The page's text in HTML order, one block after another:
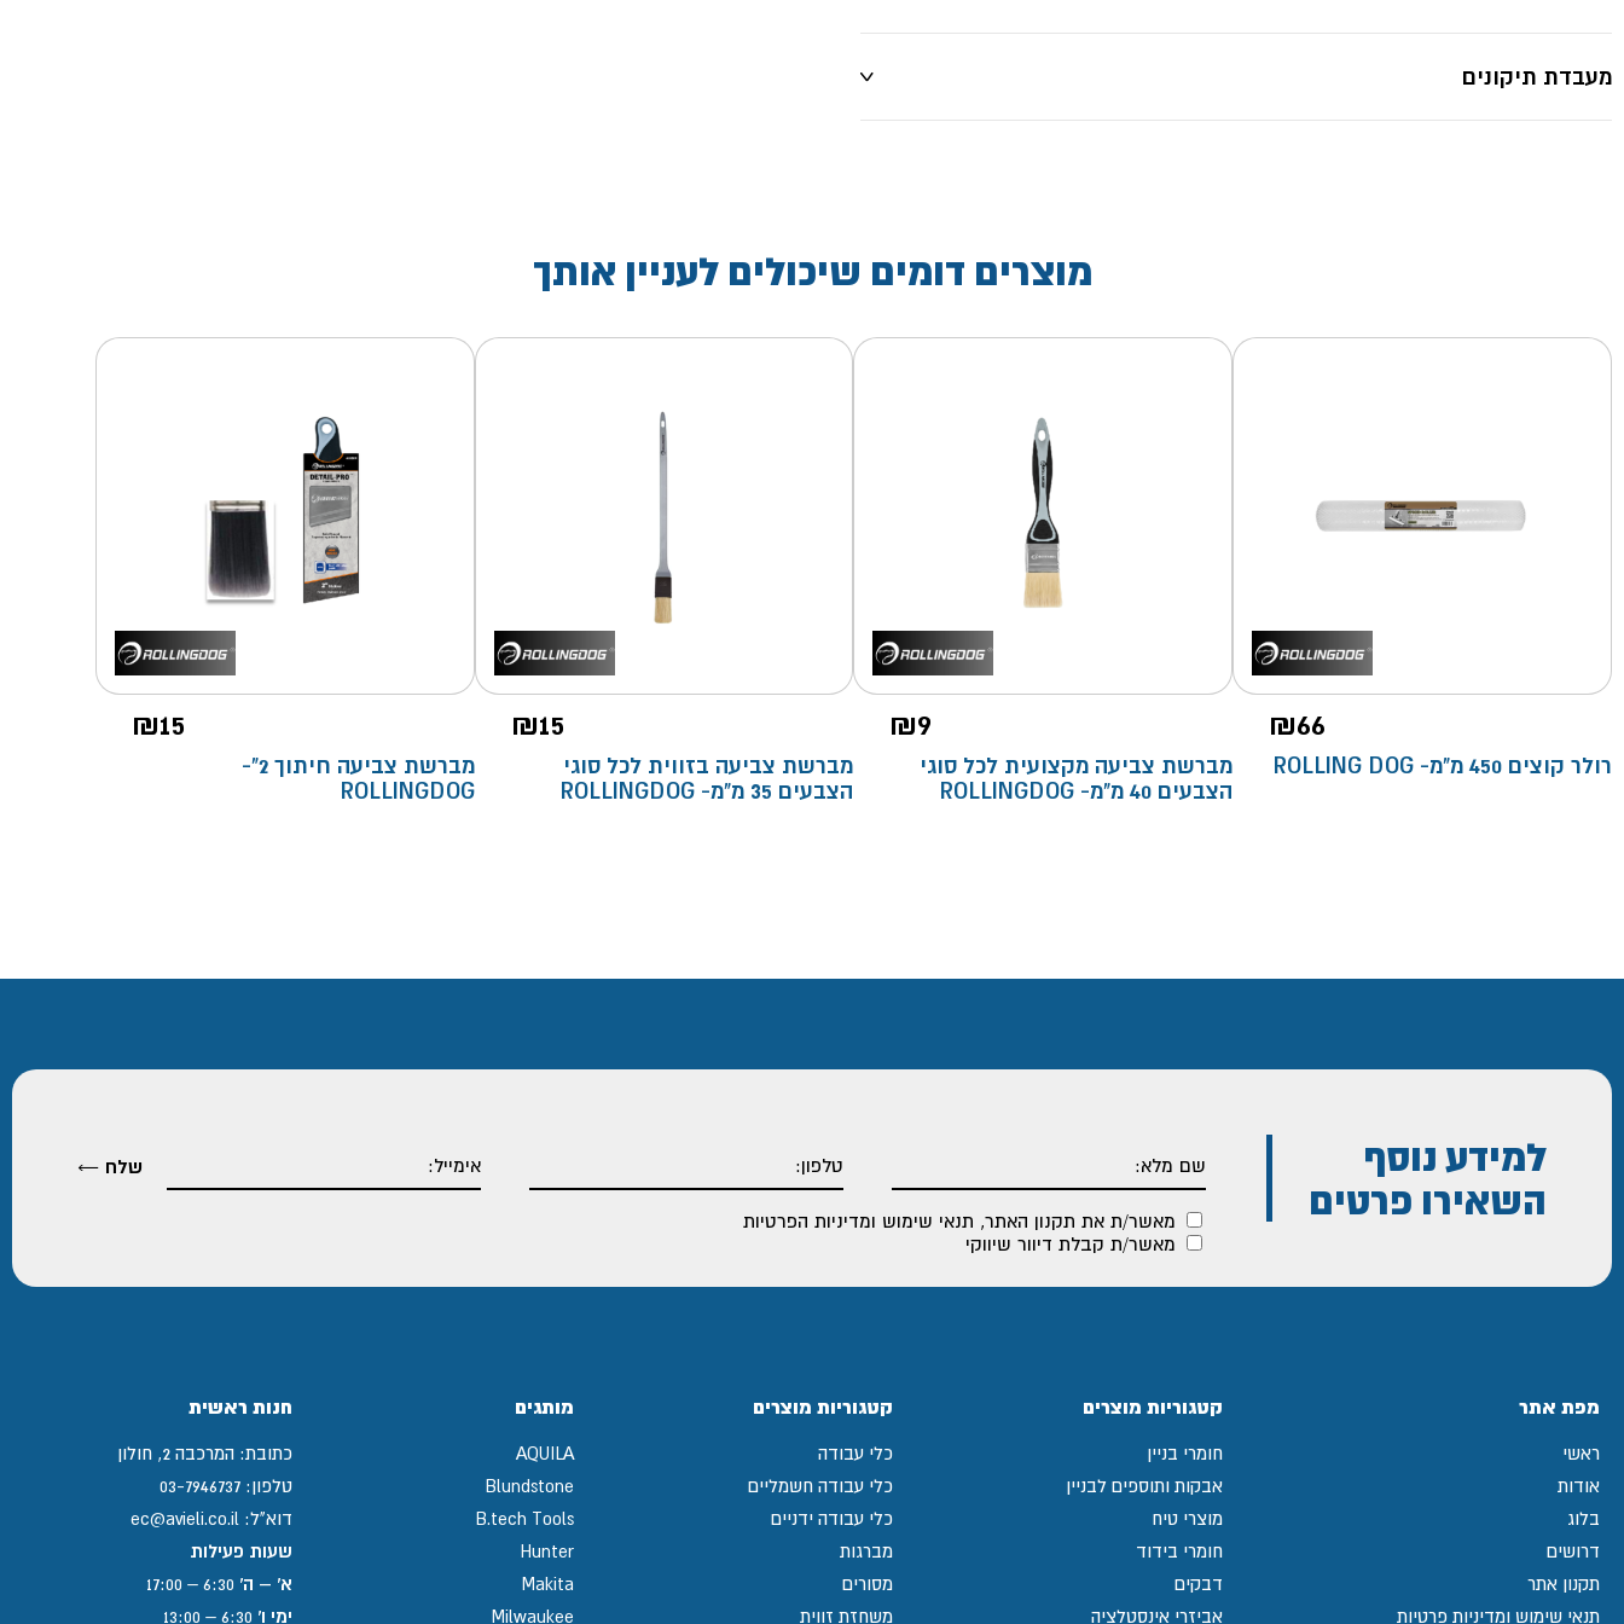
מעבדת תיקונים
מוצרים דומים שיכולים לעניין אותך
₪66
רולר קוצים 450 מ"מ- ROLLING DOG
₪9
מברשת צביעה מקצועית לכל סוגי
הצבעים 40 מ"מ- ROLLINGDOG
₪15
מברשת צביעה בזווית לכל סוגי
הצבעים 35 מ"מ- ROLLINGDOG
₪15
מברשת צביעה חיתוך 2"-
ROLLINGDOG
למידע נוסף
השאירו פרטים
מאשר/ת את תקנון האתר, תנאי שימוש ומדיניות הפרטיות
מאשר/ת קבלת דיוור שיווקי
מפת אתר
ראשי
אודות
בלוג
דרושים
תקנון אתר
תנאי שימוש ומדיניות פרטיות
קטגוריות מוצרים
חומרי בניין
אבקות ותוספים לבניין
מוצרי טיח
חומרי בידוד
דבקים
אביזרי אינסטלציה
קטגוריות מוצרים
כלי עבודה
כלי עבודה חשמליים
כלי עבודה ידניים
מברגות
מסורים
משחזת זווית
מותגים
AQUILA
Blundstone
B.tech Tools
Hunter
Makita
Milwaukee
חנות ראשית
כתובת: המרכבה 2, חולון
טלפון: 03-7946737
דוא"ל: ec@avieli.co.il
שעות פעילות
א' – ה'
ימי ו'